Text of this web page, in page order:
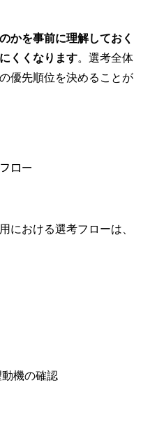
かを事前に理解しておく
くくなります。選考全体
優先順位を決めることが
ロー
における選考フローは、
機の確認